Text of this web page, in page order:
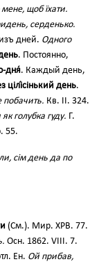
щоб їхати.
серденько.
дней. Одного
. Постоянно,
дня́. Каждый день,
цілі́сінький день.
побачить. Кв. II. 324.
голубка гуду. Г.
55.
сім день да по
(См.). Мир. ХРВ. 77.
Осн. 1862. VIII. 7.
Ен. Ой прибав,